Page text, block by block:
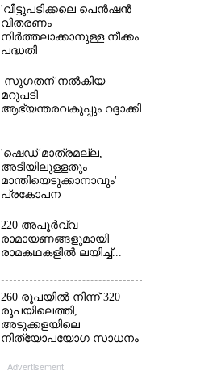
'വീട്ടുപടിക്കലെ പെൻഷൻ
വിതരണം
നിർത്തലാക്കാനുള്ള നീക്കം
പദ്ധതി
അവസാനിപ്പിക്കാനുള്ള
യുഡിഎഫ് അജണ്ടയുടെ
ആദ്യപടി'
സുഗതന് നൽകിയ
മറുപടി
ആഭ്യന്തരവകുപ്പും റദ്ദാക്കി
'ഷെഡ് മാത്രമല്ല,
അടിയിലുള്ളതും
മാന്തിയെടുക്കാനാവും'
പ്രകോപന
പ്രസംഗവുമായി കെ.കെ.
രാഗേഷ്
220 അപൂർവ്വ
രാമായണങ്ങളുമായി
രാമകഥകളിൽ ലയിച്ച്...
260 രൂപയിൽ നിന്ന് 320
രൂപയിലെത്തി,
അടുക്കളയിലെ
നിത്യോപയോഗ സാധനം
Advertisement